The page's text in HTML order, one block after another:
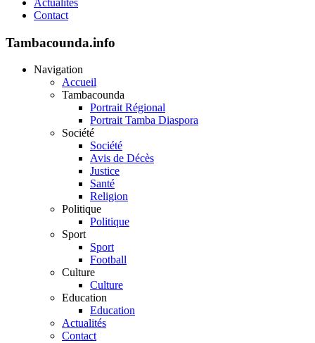
Contact
Tambacounda.info
Navigation
Accueil
Tambacounda
Portrait Régional
Portrait Tamba Diaspora
Société
Société
Avis de Décès
Justice
Santé
Religion
Politique
Politique
Sport
Sport
Football
Culture
Culture
Education
Education
Actualités
Contact